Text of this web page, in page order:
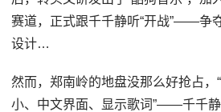
赛道，正式跟千千静听“开战”——争
设计…
然而，郑南岭的地盘没那么好抢占，
小、中文界面、显示歌词”——千千